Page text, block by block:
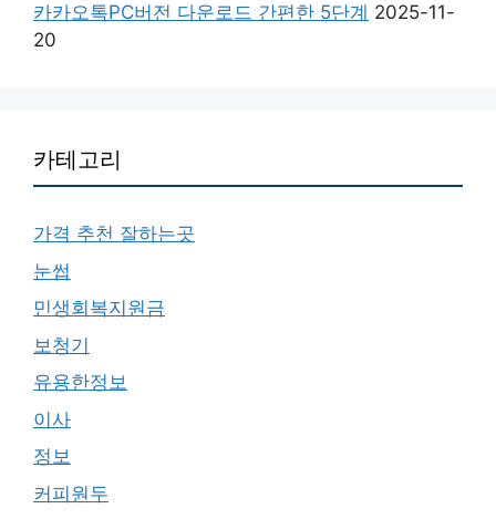
카카오톡PC버전 다운로드 간편한 5단계 2025-11-
20
카테고리
가격 추천 잘하는곳
눈썹
민생회복지원금
보청기
유용한정보
이사
정보
커피원두